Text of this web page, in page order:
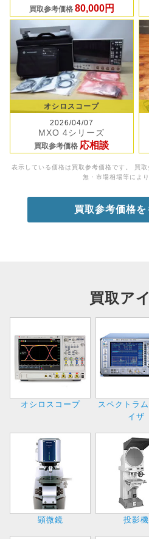
買取参考価格 80,000円
オシロスコープ
2026/04/07
MXO 4シリーズ
買取参考価格 応相談
表示している価格は買取参考価格です。 買
無・市場相場等によ
買取参考価格を
買取ア
オシロスコープ
スペクトラ
イザ
顕微鏡 投影機